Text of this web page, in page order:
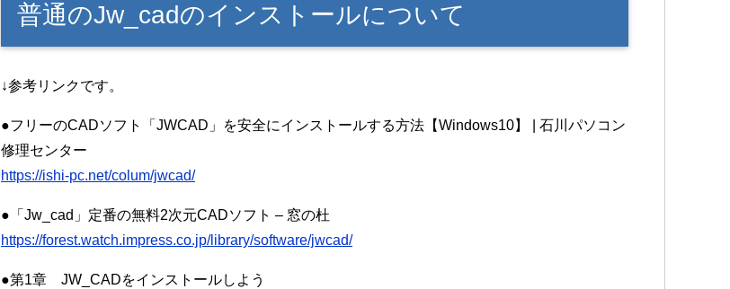
普通のJw_cadのインストールについて
↓参考リンクです。
●フリーのCADソフト「JWCAD」を安全にインストールする方法【Windows10】 | 石川パソコン
修理センター
https://ishi-pc.net/colum/jwcad/
●「Jw_cad」定番の無料2次元CADソフト – 窓の杜
https://forest.watch.impress.co.jp/library/software/jwcad/
●第1章 JW_CADをインストールしよう